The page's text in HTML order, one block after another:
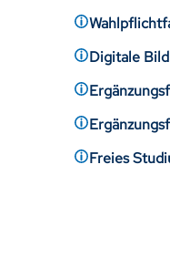
Digitale
Freies